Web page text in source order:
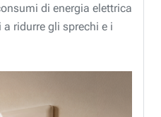
di energia elettrica
ridurre gli sprechi e i